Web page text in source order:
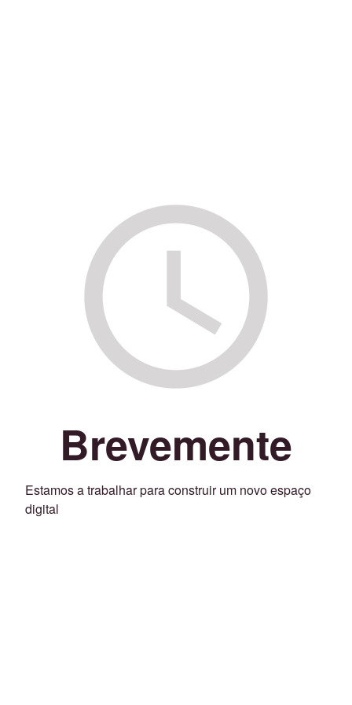
Brevemente
Estamos a trabalhar para construir um novo espaço
digital